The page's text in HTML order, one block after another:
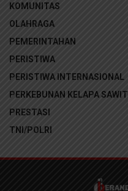
KOMUNITAS
OLAHRAGA
PEMERINTAHAN
PERISTIWA
PERISTIWA INTERNASIONAL
PERKEBUNAN KELAPA SAWIT
PRESTASI
TNI/POLRI